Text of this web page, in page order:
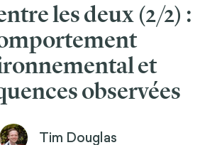
les deux (2/2) :
et
observées
Tim Douglas